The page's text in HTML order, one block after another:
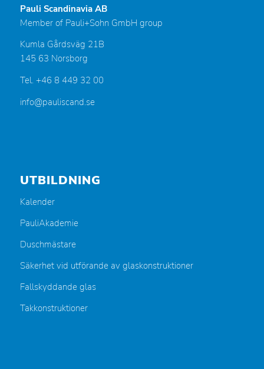
Pauli Scandinavia AB
Member of Pauli+Sohn GmbH group
Kumla Gårdsväg 21B
145 63 Norsborg
Tel. +46 8 449 32 00
info@pauliscand.se
UTBILDNING
Kalender
PauliAkademie
Duschmästare
Säkerhet vid utförande av glaskonstruktioner
Fallskyddande glas
Takkonstruktioner